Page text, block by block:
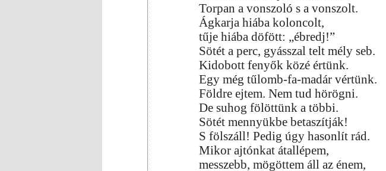
Torpan a vonszoló s a vonszolt.
Ágkarja hiába koloncolt,
tűje hiába döfött: „ébredj!”
Sötét a perc, gyásszal telt mély seb.
Kidobott fenyők közé értünk.
Egy még tűlomb-fa-madár vértünk.
Földre ejtem. Nem tud hörögni.
De suhog fölöttünk a többi.
Sötét mennyükbe betaszítják!
S fölszáll! Pedig úgy hasonlít rád.
Mikor ajtónkat átallépem,
messzebb, mögöttem áll az énem,